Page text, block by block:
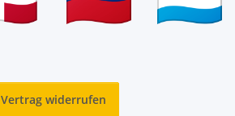
Vertrag widerrufen